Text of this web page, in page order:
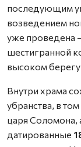
последующим
возведением
уже проведена
шестигранной
высоком
Внутри храма
убранства, в
царя Соломона,
датированные